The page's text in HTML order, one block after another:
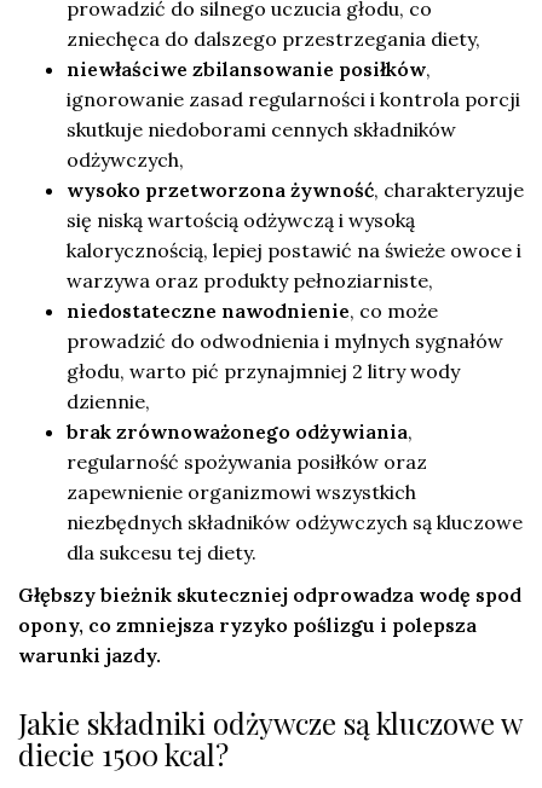
prowadzić do silnego uczucia głodu, co
zniechęca do dalszego przestrzegania diety,
niewłaściwe zbilansowanie posiłków,
ignorowanie zasad regularności i kontrola porcji
skutkuje niedoborami cennych składników
odżywczych,
wysoko przetworzona żywność, charakteryzuje
się niską wartością odżywczą i wysoką
kalorycznością, lepiej postawić na świeże owoce i
warzywa oraz produkty pełnoziarniste,
niedostateczne nawodnienie, co może
prowadzić do odwodnienia i mylnych sygnałów
głodu, warto pić przynajmniej 2 litry wody
dziennie,
brak zrównoważonego odżywiania,
regularność spożywania posiłków oraz
zapewnienie organizmowi wszystkich
niezbędnych składników odżywczych są kluczowe
dla sukcesu tej diety.
Głębszy bieżnik skuteczniej odprowadza wodę spod
opony, co zmniejsza ryzyko poślizgu i polepsza
warunki jazdy.
Jakie składniki odżywcze są kluczowe w
diecie 1500 kcal?